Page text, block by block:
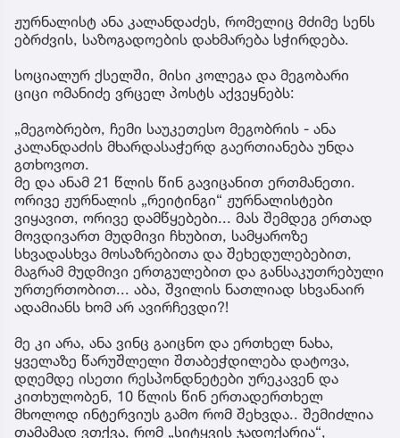
ჟურნალისტ ანა კალანდაძეს, რომელიც მძიმე სენს
ებრძვის, საზოგადოების დახმარება სჭირდება.
სოციალურ ქსელში, მისი კოლეგა და მეგობარი
ციცი ომანიძე ვრცელ პოსტს აქვეყნებს:
„მეგობრებო, ჩემი საუკეთესო მეგობრის - ანა
კალანდაძის მხარდასაჭერდ გაერთიანება უნდა
გთხოვოთ.
მე და ანამ 21 წლის წინ გავიცანით ერთმანეთი.
ორივე ჟურნალის „რეიტინგი“ ჟურნალისტები
ვიყავით, ორივე დამწყებები... მას შემდეგ ერთად
მოვდივართ მუდმივი ჩხუბით, სამყაროზე
სხვადასხვა მოსაზრებითა და შეხედულებებით,
მაგრამ მუდმივი ერთგულებით და განსაკუთრებული
ურთერთობით... აბა, შვილის ნათლიად სხვანაირ
ადამიანს ხომ არ ავირჩევდი?!
მე კი არა, ანა ვინც გაიცნო და ერთხელ ნახა,
ყველაზე წარუშლელი შთაბეჭდილება დატოვა,
დღემდე ისეთი რესპონდნეტები ურეკავენ და
კითხულობენ, 10 წლის წინ ერთადერთხელ
მხოლოდ ინტერვიუს გამო რომ შეხვდა.. შემიძლია
თამამად ვთქვა, რომ „სიტყვის ჯადოქარია“,